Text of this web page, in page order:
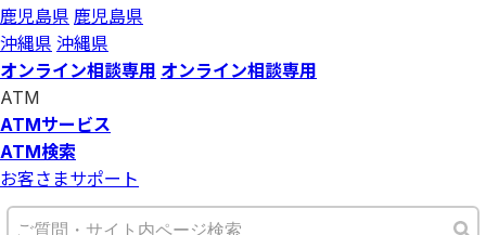
鹿児島県 鹿児島県
沖縄県 沖縄県
オンライン相談専用 オンライン相談専用
ATM
ATMサービス
ATM検索
お客さまサポート